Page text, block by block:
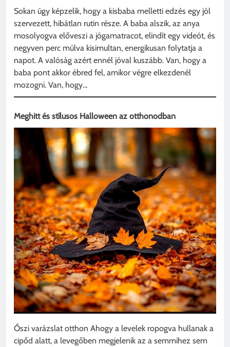
Sokan úgy képzelik, hogy a kisbaba melletti edzés egy jól
szervezett, hibátlan rutin része. A baba alszik, az anya
mosolyogva előveszi a jógamatracot, elindít egy videót, és
negyven perc múlva kisimultan, energikusan folytatja a
napot. A valóság azért ennél jóval kuszább. Van, hogy a
baba pont akkor ébred fel, amikor végre elkezdenél
mozogni. Van, hogy…
Meghitt és stílusos Halloween az otthonodban
Őszi varázslat otthon Ahogy a levelek ropogva hullanak a
cipőd alatt, a levegőben megjelenik az a semmihez sem